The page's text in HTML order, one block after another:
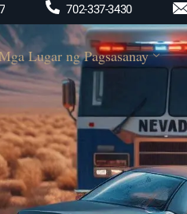
702-337-3430
Mga Lugar ng Pagsasanay